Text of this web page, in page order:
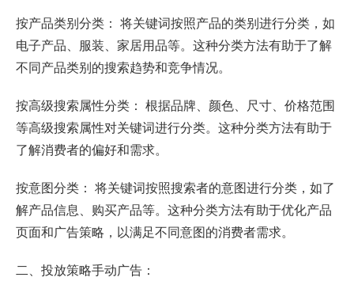
按产品类别分类： 将关键词按照产品的类别进行分类，如
电子产品、服装、家居用品等。这种分类方法有助于了解
不同产品类别的搜索趋势和竞争情况。
按高级搜索属性分类： 根据品牌、颜色、尺寸、价格范围
等高级搜索属性对关键词进行分类。这种分类方法有助于
了解消费者的偏好和需求。
按意图分类： 将关键词按照搜索者的意图进行分类，如了
解产品信息、购买产品等。这种分类方法有助于优化产品
页面和广告策略，以满足不同意图的消费者需求。
二、投放策略手动广告：